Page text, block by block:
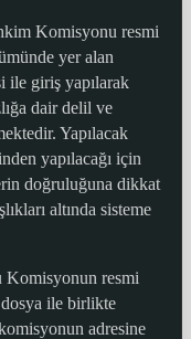
Komisyonu resmi
yer alan
ile giriş yapılarak
dair delil ve
Yapılacak
yapılacağı için
doğruluğuna dikkat
altında sisteme
Komisyonun resmi
dosya ile birlikte
adresine